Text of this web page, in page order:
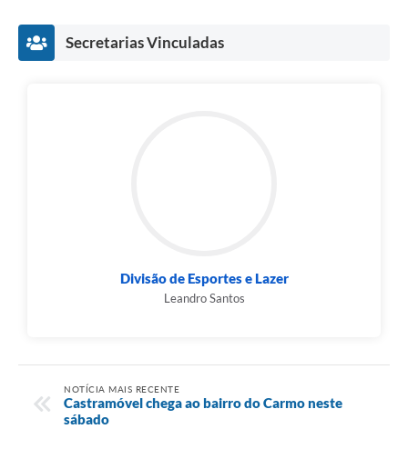
Secretarias Vinculadas
Divisão de Esportes e Lazer
Leandro Santos
NOTÍCIA MAIS RECENTE
Castramóvel chega ao bairro do Carmo neste
sábado